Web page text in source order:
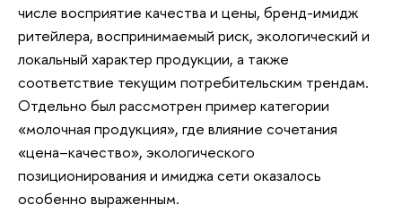
числе восприятие качества и цены, бренд-имидж
ритейлера, воспринимаемый риск, экологический и
локальный характер продукции, а также
соответствие текущим потребительским трендам.
Отдельно был рассмотрен пример категории
«молочная продукция», где влияние сочетания
«цена–качество», экологического
позиционирования и имиджа сети оказалось
особенно выраженным.